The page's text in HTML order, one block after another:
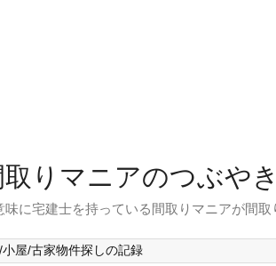
取りマニアのつぶやき
味に宅建士を持っている間取りマニアが間
屋/古家物件探しの記録